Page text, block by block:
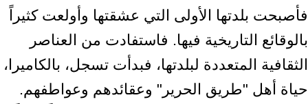
فأصبحت بلدتها الأولى التي عشقتها وأولعت كثيراً
بالوقائع التاريخية فيها. ‏فاستفادت من العناصر
الثقافية المتعددة لبلدتها، فبدأت تسجل، بالكاميرا،
حياة أهل "طريق ‏الحرير" وعقائدهم وعواطفهم.